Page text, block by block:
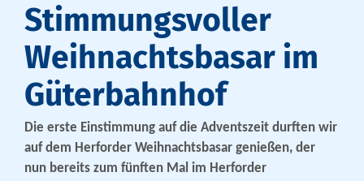
Stimmungsvoller
Weihnachtsbasar im
Güterbahnhof
Die erste Einstimmung auf die Adventszeit durften wir
auf dem Herforder Weihnachtsbasar genießen, der
nun bereits zum fünften Mal im Herforder